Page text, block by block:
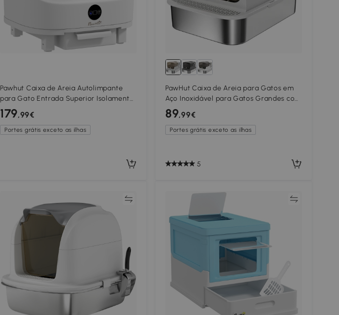
Pawhut Caixa de Areia Autolimpante
para Gato Entrada Superior Isolamento
de Odores/Proteção de Segurança
Branco
179,99€
Portes grátis exceto as ilhas
PawHut Caixa de Areia para Gatos em
Aço Inoxidável para Gatos Grandes com
Tampa Basculante Laterais Altas
70x50x46,5 cm Cinzento
89,99€
Portes grátis exceto as ilhas
5